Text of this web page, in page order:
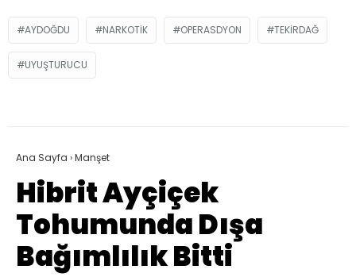
AYDOĞDU NARKOTIK OPERASDYON TEKIRDAĞ
UYUŞTURUCU
Ana Sayfa ›Manşet
Hibrit Ayçiçek
Tohumunda Dışa
Bağımlılık Bitti